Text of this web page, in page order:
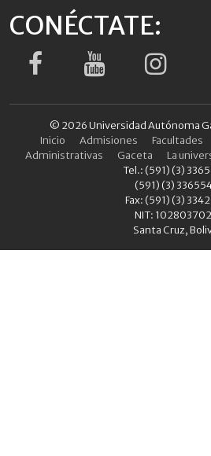
CONÉCTATE:
© 2026 Universidad Autónoma
Inicio
Admisiones Facultades
Administrativas
Gaceta La
Tel.: (591) (3)
(591) (3)
Fax: (591) (3)
NIT:
Santa Cruz,